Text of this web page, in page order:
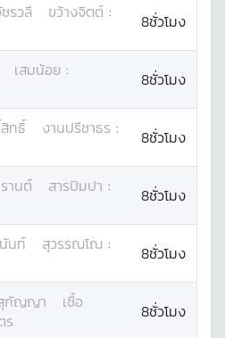
รวลี ขว้างจิตต์ :
8ชั่วโมง
เสมน้อย :
8ชั่วโมง
ทธิ์ งานปรีชาธร :
8ชั่วโมง
านต์ สารปิมปา :
8ชั่วโมง
นท์ สุวรรณโณ :
8ชั่วโมง
กัญญา
เชื้อ
ร 8ชั่วโมง